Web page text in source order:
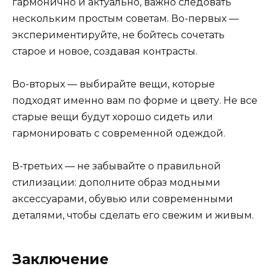
нескольким простым советам. Во-первых —
экспериментируйте, не бойтесь сочетать
старое и новое, создавая контрасты.
Во-вторых — выбирайте вещи, которые
подходят именно вам по форме и цвету. Не все
старые вещи будут хорошо сидеть или
гармонировать с современной одеждой.
В-третьих — не забывайте о правильной
стилизации: дополните образ модными
аксессуарами, обувью или современными
деталями, чтобы сделать его свежим и живым.
Заключение